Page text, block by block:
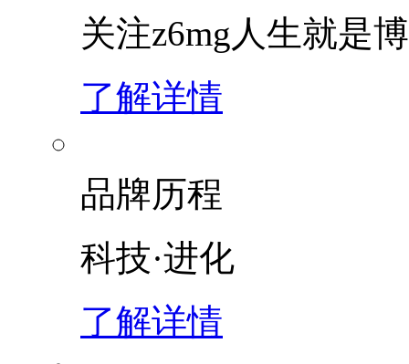
关注z6mg人生就是博
了解详情
品牌历程
科技·进化
了解详情